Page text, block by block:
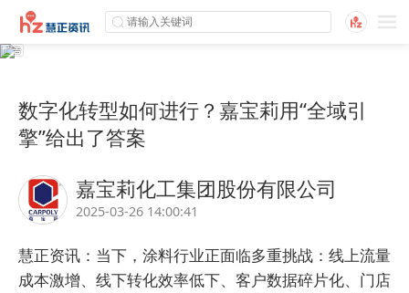
数字化转型如何进行？嘉宝莉用“全域引
擎”给出了答案
嘉宝莉化工集团股份有限公司
2025-03-26 14:00:41
慧正资讯：当下， 涂料行业正面临多重挑战：线上流量
成本激增、线下转化效率低下、客户数据碎片化、门店